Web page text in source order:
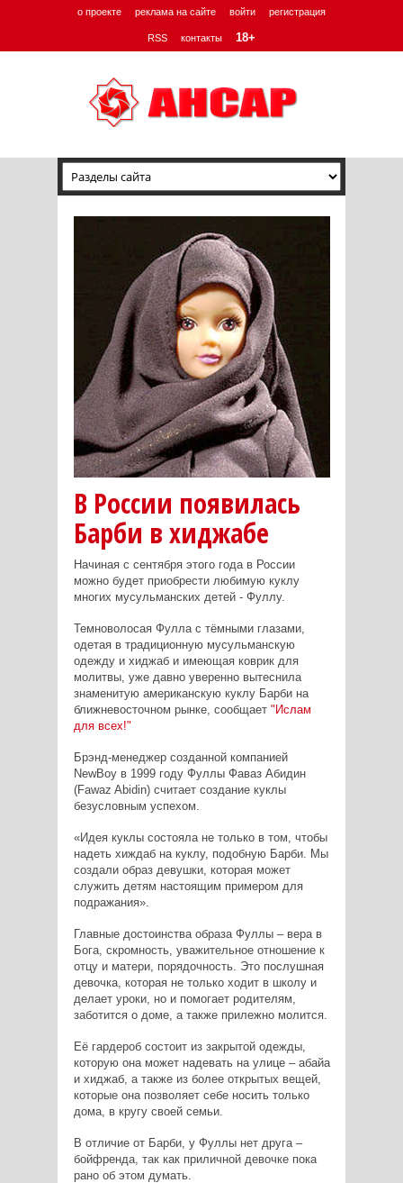
о проекте реклама на сайте войти регистрация
RSS контакты 18+
В России появилась
Барби в хиджабе
Начиная с сентября этого года в России
можно будет приобрести любимую куклу
многих мусульманских детей - Фуллу.
Темноволосая Фулла с тёмными глазами,
одетая в традиционную мусульманскую
одежду и хиджаб и имеющая коврик для
молитвы, уже давно уверенно вытеснила
знаменитую американскую куклу Барби на
ближневосточном рынке, сообщает "Ислам
для всех!"
Брэнд-менеджер созданной компанией
NewBoy в 1999 году Фуллы Фаваз Абидин
(Fawaz Abidin) считает создание куклы
безусловным успехом.
«Идея куклы состояла не только в том, чтобы
надеть хиждаб на куклу, подобную Барби. Мы
создали образ девушки, которая может
служить детям настоящим примером для
подражания».
Главные достоинства образа Фуллы – вера в
Бога, скромность, уважительное отношение к
отцу и матери, порядочность. Это послушная
девочка, которая не только ходит в школу и
делает уроки, но и помогает родителям,
заботится о доме, а также прилежно молится.
Её гардероб состоит из закрытой одежды,
которую она может надевать на улице – абайа
и хиджаб, а также из более открытых вещей,
которые она позволяет себе носить только
дома, в кругу своей семьи.
В отличие от Барби, у Фуллы нет друга –
бойфренда, так как приличной девочке пока
рано об этом думать.